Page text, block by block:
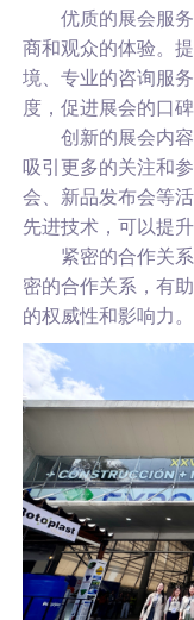
优质的展会服务
商和观众的体验。
境、专业的咨询服
度，促进展会的口碑
创新的展会内容
吸引更多的关注和
会、新品发布会等
先进技术，可以提
紧密的合作关系
密的合作关系，有
的权威性和影响力。